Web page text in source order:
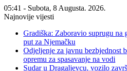
05:41 - Subota, 8 Augusta. 2026.
Najnovije vijesti
Gradiška: Zaboravio suprugu na
put za Njemačku
Odjeljenje za javnu bezbjednost
opremu za spasavanje na vodi
Sudar u Dragaljevcu, vozilo